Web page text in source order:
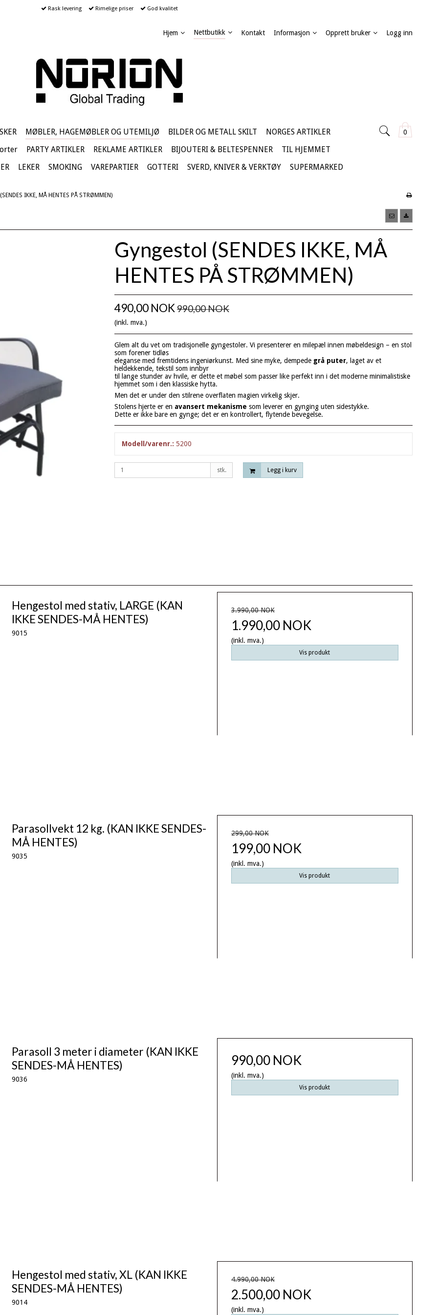
Rask levering Rimelige priser God kvalitet
Hjem Nettbutikk Kontakt Informasjon Opprett bruker Logg inn
0
MØBLER, HAGEMØBLER OG UTEMILJØ BILDER OG METALL SKILT
NORGES ARTIKLER
PARTY ARTIKLER REKLAME ARTIKLER BIJOUTERI & BELTESPENNER
TIL HJEMMET
LEKER SMOKING VAREPARTIER GOTTERI SVERD, KNIVER & VERKTØY SUPERMARKED
IKKE, MÅ HENTES PÅ STRØMMEN)
Gyngestol (SENDES IKKE, MÅ
HENTES PÅ STRØMMEN)
490,00 NOK990,00 NOK
(inkl. mva.)
Glem alt du vet om tradisjonelle gyngestoler. Vi presenterer en milepæl innen møbeldesign – en stol
som forener tidløs
eleganse med fremtidens ingeniørkunst. Med sine myke, dempede grå puter, laget av et
heldekkende, tekstil som innbyr
til lange stunder av hvile, er dette et møbel som passer like perfekt inn i det moderne minimalistiske
hjemmet som i den klassiske hytta.
Men det er under den stilrene overflaten magien virkelig skjer.
Stolens hjerte er en avansert mekanisme som leverer en gynging uten sidestykke.
Dette er ikke bare en gynge; det er en kontrollert, flytende bevegelse.
Modell/varenr.: 5200
stk. Legg i kurv
Hengestol med stativ, LARGE (KAN
IKKE SENDES-MÅ HENTES)
9015
3.990,00 NOK
1.990,00 NOK
(inkl. mva.)
Vis produkt
Parasollvekt 12 kg. (KAN IKKE SENDES-
MÅ HENTES)
9035
299,00 NOK
199,00 NOK
(inkl. mva.)
Vis produkt
Parasoll 3 meter i diameter (KAN IKKE
SENDES-MÅ HENTES)
9036
990,00 NOK
(inkl. mva.)
Vis produkt
Hengestol med stativ, XL (KAN IKKE
SENDES-MÅ HENTES)
9014
4.990,00 NOK
2.500,00 NOK
(inkl. mva.)